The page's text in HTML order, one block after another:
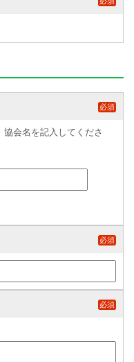
必須
会名を記入してくださ
必須
必須